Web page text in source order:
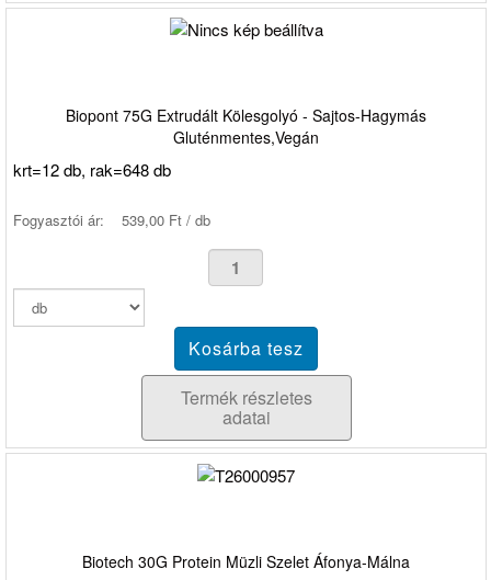
Biopont 75G Extrudált Kölesgolyó - Sajtos-Hagymás
Gluténmentes,Vegán
krt=12 db, rak=648 db
Fogyasztói ár: 539,00 Ft / db
Termék részletes
adatai
Biotech 30G Protein Müzli Szelet Áfonya-Málna